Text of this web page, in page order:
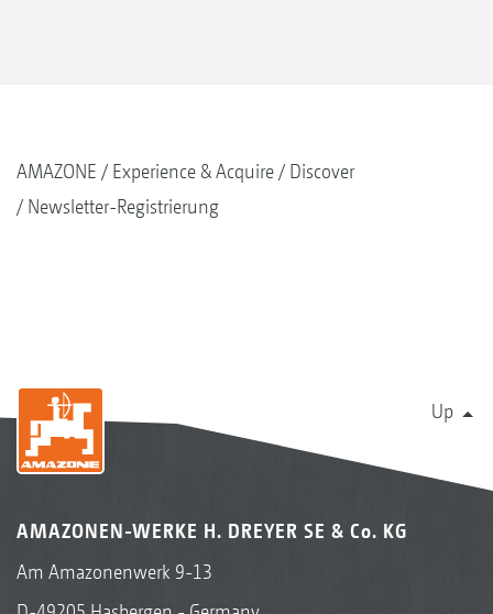
AMAZONE Experience & Acquire
Discover
Newsletter-Registrierung
Up
AMAZONEN-WERKE H. DREYER SE & Co. KG
Am Amazonenwerk 9-13